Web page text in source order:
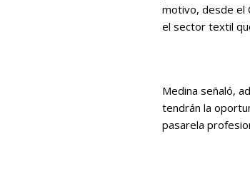
motivo, desde el
el sector textil
Medina señaló,
tendrán la
pasarela